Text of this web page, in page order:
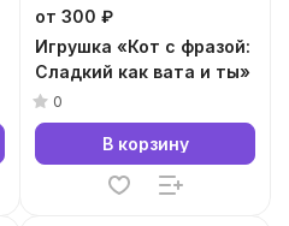
от 300 ₽
Игрушка «Кот с фразой:
Сладкий как вата и ты»
0
В корзину